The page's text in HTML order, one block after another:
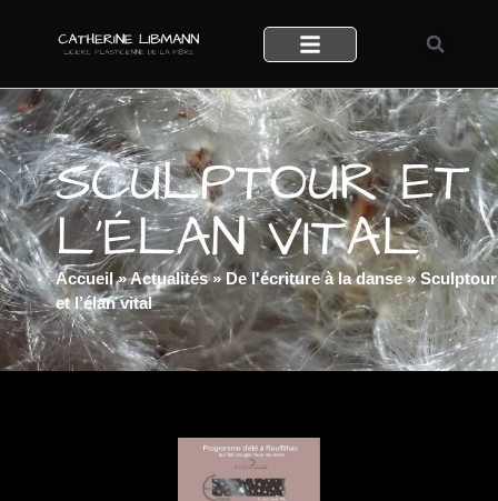
SCULPTOUR ET
L’ÉLAN VITAL
Accueil»Actualités» De l'écriture à la danse»Sculptour
et l’élan vital